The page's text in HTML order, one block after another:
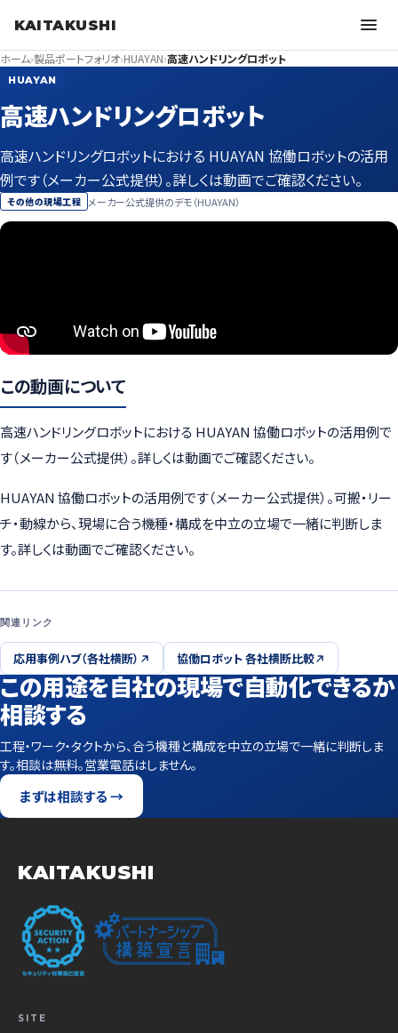
KAITAKUSHI
ホーム›製品ポートフォリオ›HUAYAN›高速ハンドリングロボット
HUAYAN
高速ハンドリングロボット
高速ハンドリングロボットにおける HUAYAN 協働ロボットの活用
例です（メーカー公式提供）。詳しくは動画でご確認ください。
その他の現場工程 メーカー公式提供のデモ（HUAYAN）
この動画について
高速ハンドリングロボットにおける HUAYAN 協働ロボットの活用例で
す（メーカー公式提供）。詳しくは動画でご確認ください。
HUAYAN 協働ロボットの活用例です（メーカー公式提供）。可搬・リー
チ・動線から、現場に合う機種・構成を中立の立場で一緒に判断しま
す。詳しくは動画でご確認ください。
関連リンク
応用事例ハブ（各社横断） 協働ロボット 各社横断比較
この用途を自社の現場で自動化できるか
相談する
工程・ワーク・タクトから、合う機種と構成を中立の立場で一緒に判断しま
す。相談は無料。営業電話はしません。
まずは相談する →
KAITAKUSHI
SITE